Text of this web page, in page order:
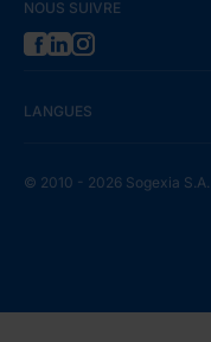
NOUS SUIVRE
LANGUES
© 2010 - 2026 Sogexia S.A.